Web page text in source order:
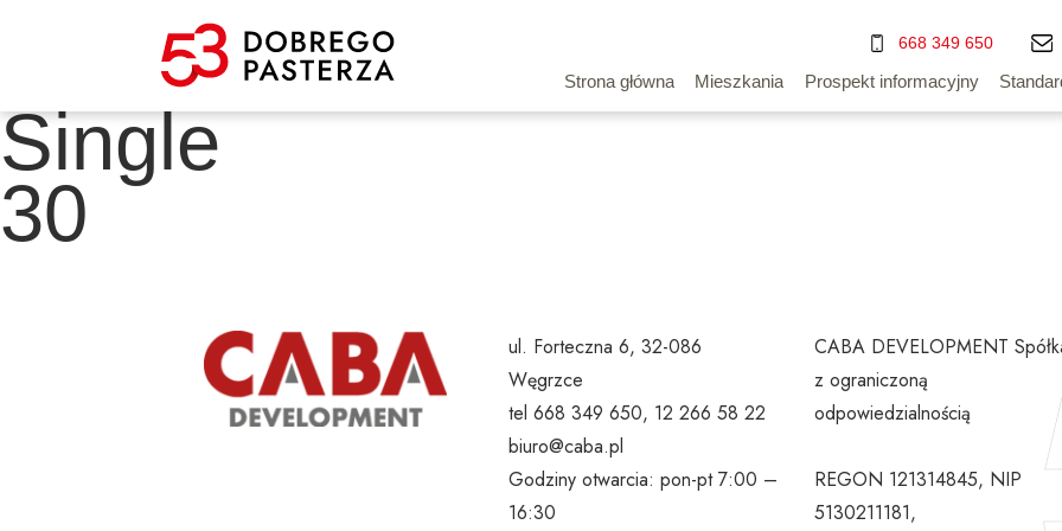
668 349 650
Prospekt informacyjny
Mieszkania
Strona główna
Single
30
ul. Forteczna 6, 32-086
Węgrzce
tel 668 349 650, 12 266 58 22
biuro@caba.pl
Godziny otwarcia: pon-pt 7:00 –
16:30
CABA DEVELOPMENT
z ograniczoną
odpowiedzialnością
REGON 121314845, NIP
5130211181,